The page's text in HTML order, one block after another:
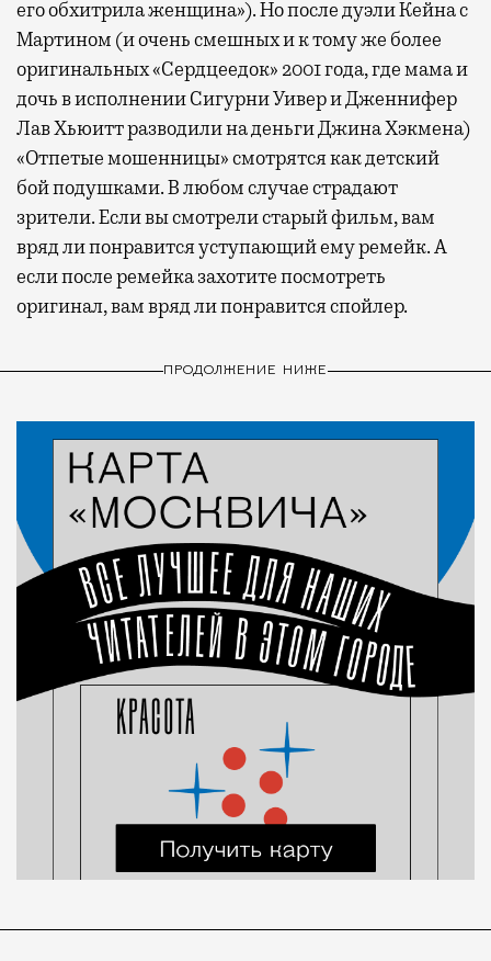
его обхитрила женщина»). Но после дуэли Кейна с
Мартином (и очень смешных и к тому же более
оригинальных «Сердцеедок» 2001 года, где мама и
дочь в исполнении Сигурни Уивер и Дженнифер
Лав Хьюитт разводили на деньги Джина Хэкмена)
«Отпетые мошенницы» смотрятся как детский
бой подушками. В любом случае страдают
зрители. Если вы смотрели старый фильм, вам
вряд ли понравится уступающий ему ремейк. А
если после ремейка захотите посмотреть
оригинал, вам вряд ли понравится спойлер.
ПРОДОЛЖЕНИЕ НИЖЕ